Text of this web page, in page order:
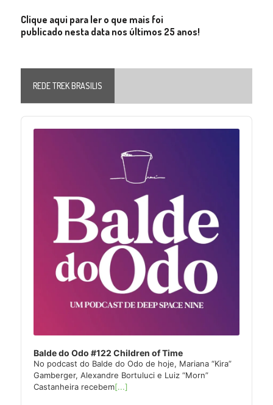
Clique aqui para ler o que mais foi
publicado nesta data nos últimos 25 anos!
REDE TREK BRASILIS
Audio
Player
Balde do Odo #122 Children of Time
No podcast do Balde do Odo de hoje, Mariana “Kira”
Gamberger, Alexandre Bortuluci e Luiz “Morn”
Castanheira recebem[...]